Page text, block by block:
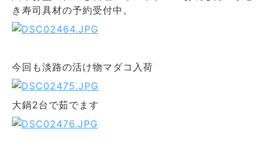
き寿司具材の予約受付中。
今回も淡路の活け物マダコ入荷
大鍋2台で茹でます